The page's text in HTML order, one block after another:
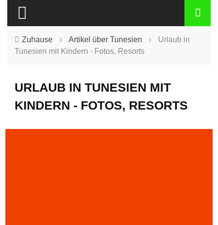
Zuhause › Artikel über Tunesien ›
Urlaub in
Tunesien mit Kindern - Fotos, Resorts
URLAUB IN TUNESIEN MIT
KINDERN - FOTOS, RESORTS